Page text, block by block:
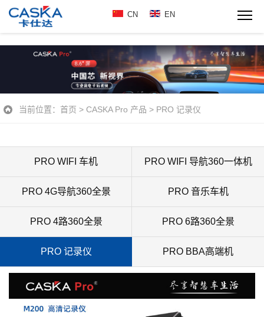
CN EN
当前位置： 首页 > CASKA Pro 产品 > PRO 记录仪
PRO WIFI 车机 PRO WIFI 导航360一体机
PRO 4G导航360全景 PRO 音乐车机
PRO 4路360全景 PRO 6路360全景
PRO 记录仪 PRO BBA高端机